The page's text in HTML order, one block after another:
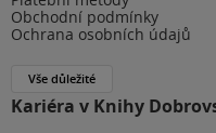
Obchodní podmínky
Ochrana osobních údajů
Vše důležité
Kariéra v Knihy